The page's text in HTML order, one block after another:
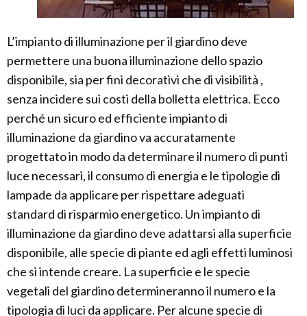
L’impianto di illuminazione per il giardino deve
permettere una buona illuminazione dello spazio
disponibile, sia per fini decorativi che di visibilità ,
senza incidere sui costi della bolletta elettrica. Ecco
perché un sicuro ed efficiente impianto di
illuminazione da giardino va accuratamente
progettato in modo da determinare il numero di punti
luce necessari, il consumo di energia e le tipologie di
lampade da applicare per rispettare adeguati
standard di risparmio energetico. Un impianto di
illuminazione da giardino deve adattarsi alla superficie
disponibile, alle specie di piante ed agli effetti luminosi
che si intende creare. La superficie e le specie
vegetali del giardino determineranno il numero e la
tipologia di luci da applicare. Per alcune specie di